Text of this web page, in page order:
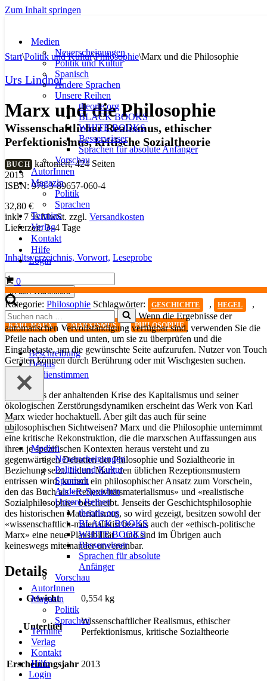
Zum Inhalt springen
Medien
Neuerscheinungen
Politik und Kultur
Spanisch
Andere Sprachen
Unsere Reihen
theorie.org
BLACK BOOKS
WHITE BOOKS
Besserwisser
Sprachen für absolute Anfänger
Vorschau
AutorInnen
Magazin
Politik
Sprachen
Termine
Verlag
Kontakt
Hilfe
Login
Warenkorb
0
Suchen
nach …
Wenn die Ergebnisse der
automatischen Vervollständigung verfügbar sind, verwenden Sie die
Pfeile nach oben und unten, um sie zu überprüfen und die
Eingabetaste, um die gewünschte Seite aufzurufen. Nutzer von
Geräten können durch Berührung oder mit Wischgesten suchen.
Navigationsmenü
Navigationsmenü
Medien
Neuerscheinungen
Politik und Kultur
Spanisch
Andere Sprachen
Unsere Reihen
theorie.org
BLACK BOOKS
WHITE BOOKS
Besserwisser
Sprachen für absolute
Anfänger
Vorschau
AutorInnen
Magazin
Politik
Sprachen
Termine
Verlag
Kontakt
Hilfe
Login
Start\Politik und Kultur\Philosophie\Marx und die Philosophie
Urs Lindner
Marx und die Philosophie
Wissenschaftlicher Realismus, ethischer
Perfektionismus, kritische Sozialtheorie
BUCH kartoniert, 424 Seiten
2013
ISBN: 978-3-89657-060-4
32,80 €
inkl. 7 % MwSt. zzgl. Versandkosten
Lieferzeit:3–4 Tage
Inhaltsverzeichnis, Vorwort, Leseprobe
Marx
und
die
Philosophie
Menge
In den Warenkorb
Kategorie: Philosophie Schlagwörter: GESCHICHTE , HEGEL ,
KARL MARX , MARXISMUS , PHILOSOPHIE
Beschreibung
Details
Medienstimmen
Angesichts der anhaltenden Krise des Kapitalismus und seiner
ökologischen Zerstörungsdynamiken erscheint das Werk von Karl
Marx wieder hochaktuell. Aber gilt das auch für seine
philosophischen Sichtweisen? Marx und die Philosophie unternimmt
eine kritische Rekonstruktion, die die marxschen Auffassungen aus
ihren je spezifischen Kontexten heraus versteht und zu
gegenwärtigen Debatten der Philosophie und Sozialtheorie in
Beziehung setzt. Indem Marx den üblichen Rezeptionsmustern
entrissen wird, kommt ein philosophischer Ansatz zum Vorschein,
den das Buch als «Reflexivitätsmaterialismus» und «realistische
Sozialphilosophie» beschreibt. Jenseits der Geschichtsphilosophie
des historischen Materialismus, so wird gezeigt, besitzen sowohl der
«wissenschaftlich-materialistische» als auch der «ethisch-politische
Marx» eine neue Plausibilität – und sind im Übrigen auch
keineswegs miteinander unvereinbar.
Details
Gewicht 0,554 kg
Untertitel
Wissenschaftlicher Realismus, ethischer
Perfektionismus, kritische Sozialtheorie
Erscheinungsjahr 2013